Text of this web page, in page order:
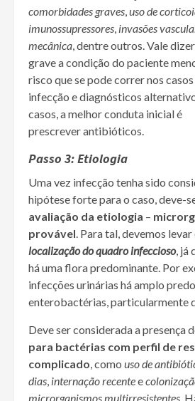
comorbidades graves,uso de
imunossupressores, invasões
mecânica, dentre outros. Vale
grave a condição do paciente
risco que se pode correr nos
infecção e diagnósticos
casos, a melhor conduta inicial é
prescreverantibióticos.
Passo 3: Etiologia
Uma vez infecção tenha sido
hipótese forte para o caso, deve-
avaliação da etiologia –
provável. Para tal, devemos
localização do quadro infeccioso, já
há uma flora predominante. Por
infecções urinárias há amplo
enterobactérias, particularmente
Deve ser considerada a presença
para bactérias com perfil de
complicado, como uso de
dias, internação recentee
microrganismos multirresistentes.